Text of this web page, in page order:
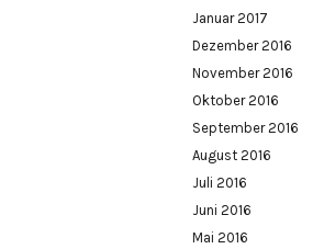
Januar 2017
Dezember 2016
November 2016
Oktober 2016
September 2016
August 2016
Juli 2016
Juni 2016
Mai 2016